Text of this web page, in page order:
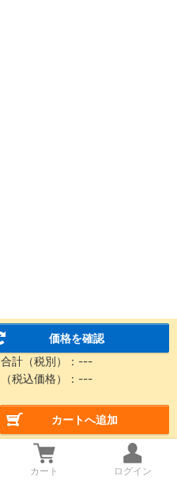
価格を確認
合計（税別）： ---
（税込価格）： ---
カートへ追加
カート ログイン